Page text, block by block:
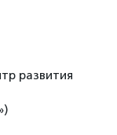
развития